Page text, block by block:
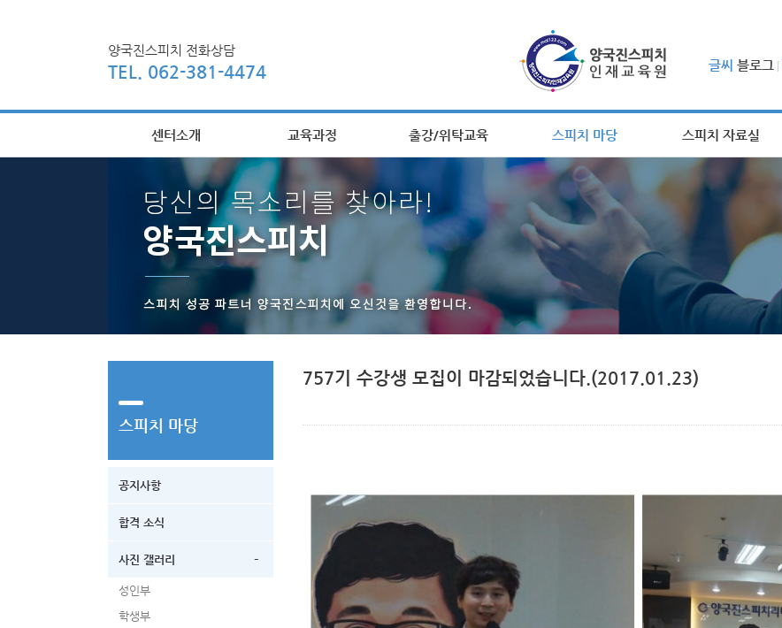
양국진스피치 전화상담
TEL. 062-381-4474 글씨 블로그
센터소개 교육과정 출강/위탁교육 스피치 마당 스피치 자료실
스피치 마당
공지사항
합격 소식
사진 갤러리 -
성인부
학생부
757기 수강생 모집이 마감되었습니다.(2017.01.23)